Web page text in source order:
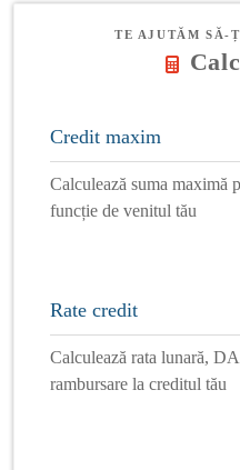
TE AJUTĂM SĂ-
Credit maxim
Calculează suma maximă
funcție de venitul tău
Rate credit
Calculează rata lunară,
rambursare la creditul tău